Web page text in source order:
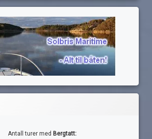
Antall turer med Bergtatt: